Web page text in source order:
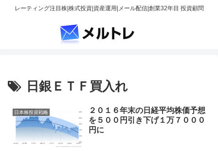
レーティング注目株|株式投資|資産運用|メール配信|創業32年目 投資顧問
日銀ＥＴＦ買入れ
日本株投資戦略
２０１６年末の日経平均株価予想
を５００円引き下げ１万７０００
円に